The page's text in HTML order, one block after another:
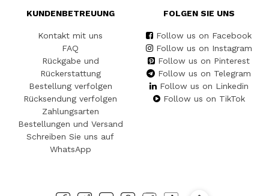
KUNDENBETREUUNG
Kontakt mit uns
FAQ
Rückgabe und
Rückerstattung
Bestellung verfolgen
Rücksendung verfolgen
Zahlungsarten
Bestellungen und Versand
Schreiben Sie uns auf
WhatsApp
FOLGEN SIE UNS
Follow us on Facebook
Follow us on Instagram
Follow us on Pinterest
Follow us on Telegram
Follow us on Linkedin
Follow us on TikTok